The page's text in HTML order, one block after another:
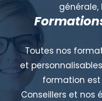
générale,
Toutes nos
et
formation
Conseillers et nos